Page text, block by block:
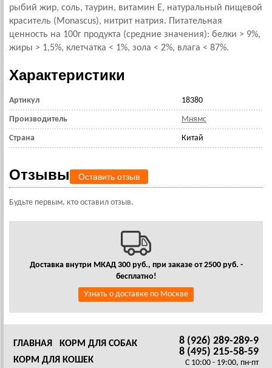
рыбий жир, соль, таурин, витамин Е, натуральный пищевой
краситель (Monascus), нитрит натрия. Питательная
ценность на 100г продукта (средние значения): белки > 9%,
жиры > 1,5%, клетчатка < 1%, зола < 2%, влага < 87%.
Характеристики
Артикул 18380
Производитель Мнямс
Страна Китай
Отзывы Оставить отзыв
Будьте первым, кто оставил отзыв.
Доставка внутри МКАД 300 руб., при заказе от 2500 руб. -
бесплатно!
Узнать о доставке по Москве
8 (926) 289-289-9
8 (495) 215-58-59
C 10:00 - 19:00, пн-пт
ГЛАВНАЯ
КОРМ ДЛЯ СОБАК
КОРМ ДЛЯ КОШЕК